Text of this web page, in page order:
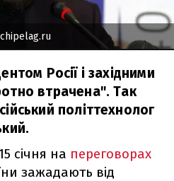
Росії і західними
втрачена". Так
політтехнолог
січня на переговорах
зажадають від